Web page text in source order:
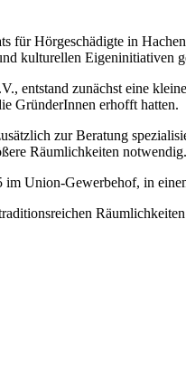
für Hörgeschädigte in
kulturellen Eigeninitiativen
entstand zunächst eine
GründerInnen erhofft hatten.
zur Beratung
Räumlichkeiten notwendig.
Union-Gewerbehof, in